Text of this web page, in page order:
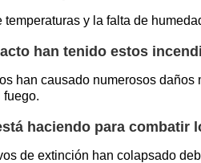
temperaturas y la falta de
han tenido estos
han causado numerosos
fuego.
haciendo para combatir
de extinción han colapsado